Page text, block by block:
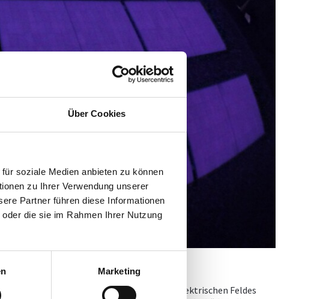
Über Cookies
soziale Medien anbieten zu können
zu Ihrer Verwendung unserer
Partner führen diese Informationen
die sie im Rahmen Ihrer Nutzung
Marketing
einer Struktur unter Einwirkung eines elektrischen Feldes